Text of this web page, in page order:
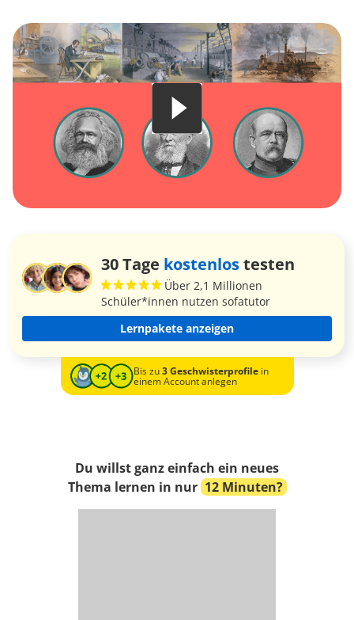
30 Tage kostenlostesten
Über 2,1 Millionen
Schüler*innen nutzen sofatutor
Lernpakete anzeigen
Bis zu3 Geschwisterprofilein
einem Account anlegen
Du willst ganz einfach ein neues
Thema lernen in nur 12 Minuten?